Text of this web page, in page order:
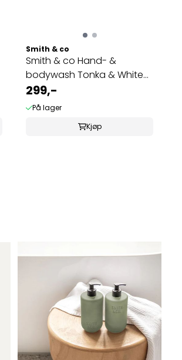
Smith & co
Smith & co Hand- &
bodywash Tonka & White
Musk
299,-
På lager
Kjøp